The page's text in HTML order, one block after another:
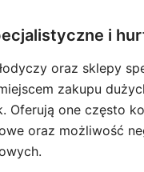
i
oraz sklepy
zakupu
Oferują one często
oraz możliwość